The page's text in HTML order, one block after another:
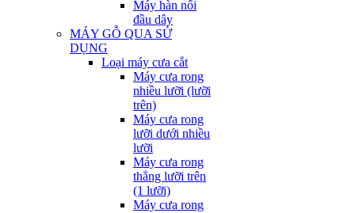
Máy hàn nối
đầu dây
MÁY GỖ QUA SỬ
DỤNG
Loại máy cưa cắt
Máy cưa rong
nhiều lưỡi (lưỡi
trên)
Máy cưa rong
lưỡi dưới nhiều
lưỡi
Máy cưa rong
thẳng lưỡi trên
(1 lưỡi)
Máy cưa rong